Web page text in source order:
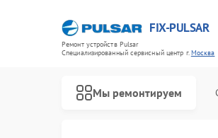
FIX-PULSAR
Ремонт устройств Pulsar
Специализированный cервисный центр г.Москва
Мы ремонтируем